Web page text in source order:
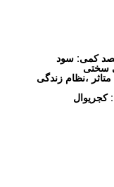
،نظام زندگی
کجریوال